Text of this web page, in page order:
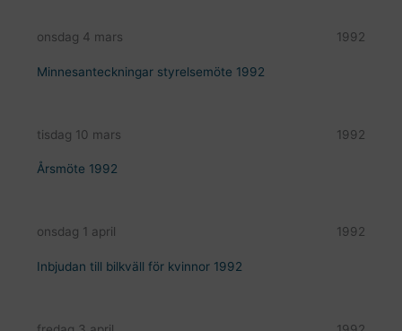
onsdag 4 mars 1992
Minnesanteckningar styrelsemöte 1992
tisdag 10 mars 1992
Årsmöte 1992
onsdag 1 april 1992
Inbjudan till bilkväll för kvinnor 1992